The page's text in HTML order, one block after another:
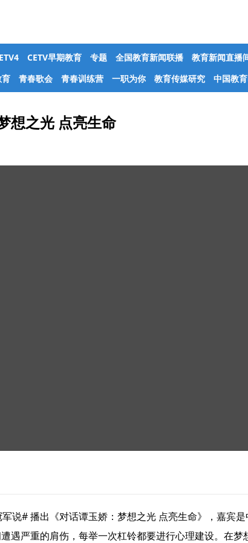
CETV早期教育 专题 全国教育新闻联播 教育新闻直播
青春歌会 青春训练营 一职为你 教育传媒研究 中国教
之光 点亮生命
说# 播出《对话谭玉娇：梦想之光 点亮生命》，嘉宾
遇严重的肩伤，每举一次杠铃都要进行心理建设。在